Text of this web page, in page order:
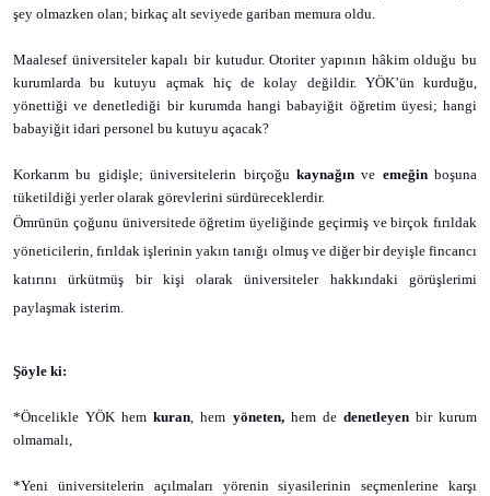
şey olmazken olan; birkaç alt seviyede gariban memura oldu.
Maalesef üniversiteler kapalı bir kutudur. Otoriter yapının hâkim olduğu bu
kurumlarda bu kutuyu açmak hiç de kolay değildir. YÖK’ün kurduğu,
yönettiği ve denetlediği bir kurumda hangi babayiğit öğretim üyesi; hangi
babayiğit idari personel bu kutuyu açacak?
Korkarım bu gidişle; üniversitelerin birçoğu kaynağınve emeğinboşuna
tüketildiği yerler olarak görevlerini sürdüreceklerdir.
Ömrünün çoğunu üniversitede öğretim üyeliğinde geçirmiş ve birçok fırıldak
yöneticilerin, fırıldak işlerinin yakın tanığı olmuş ve diğer bir deyişle fincancı
katırını ürkütmüş bir kişi olarak üniversiteler hakkındaki görüşlerimi
paylaşmak isterim.
Şöyle ki:
*Öncelikle YÖK hemkuran, hem yöneten,hem de denetleyenbir kurum
olmamalı,
*Yeni üniversitelerin açılmaları yörenin siyasilerinin seçmenlerine karşı